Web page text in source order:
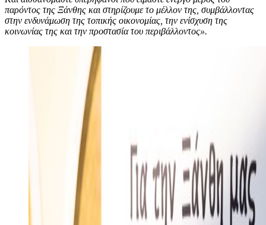
παρόντος της Ξάνθης και στηρίζουμε το μέλλον της, συμβάλλοντας
στην ενδυνάμωση της τοπικής οικονομίας, την ενίσχυση της
κοινωνίας της και την προστασία του περιβάλλοντος».